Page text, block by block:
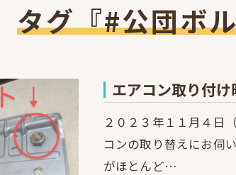
タグ『#公団ボ
エアコン取り付
２０２３年１１月４日
コンの取り替えにお伺
がほとんど…